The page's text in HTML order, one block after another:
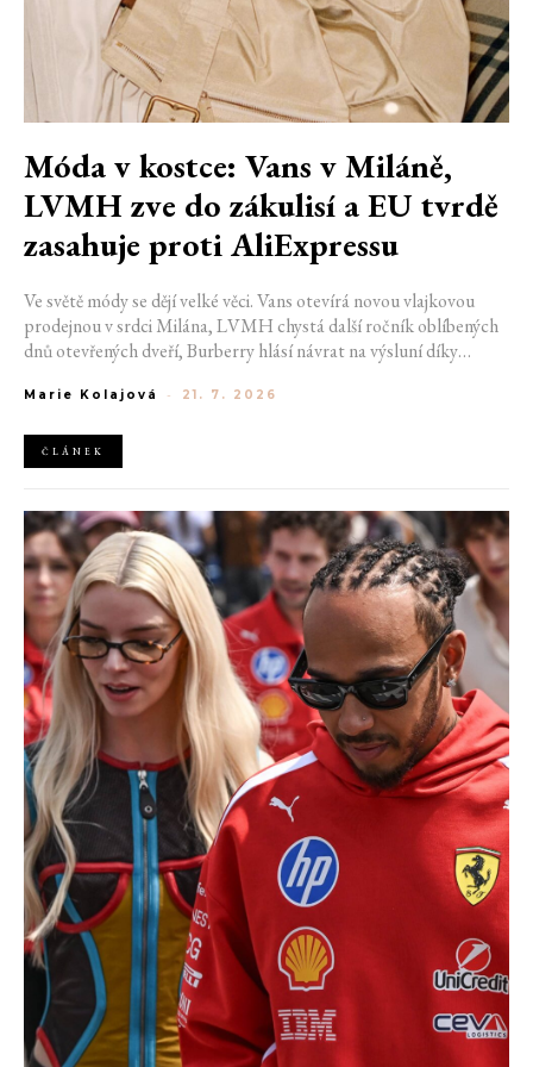
Móda v kostce: Vans v Miláně,
LVMH zve do zákulisí a EU tvrdě
zasahuje proti AliExpressu
Ve světě módy se dějí velké věci. Vans otevírá novou vlajkovou
prodejnou v srdci Milána, LVMH chystá další ročník oblíbených
dnů otevřených dveří, Burberry hlásí návrat na výsluní díky
AliExpress.
Marie Kolajová - 21. 7. 2026
ČLÁNEK